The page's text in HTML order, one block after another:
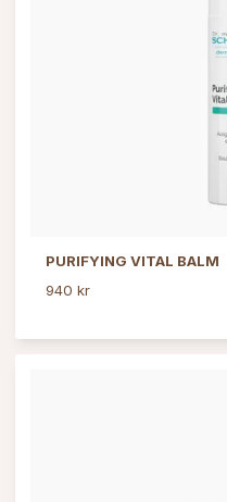
PURIFYING VITAL BALM
940 kr